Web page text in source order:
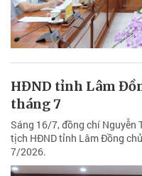
HĐND tỉnh Lâm
tháng 7
Sáng 16/7, đồng chí Nguyễn
tịch HĐND tỉnh Lâm Đồng
7/2026.